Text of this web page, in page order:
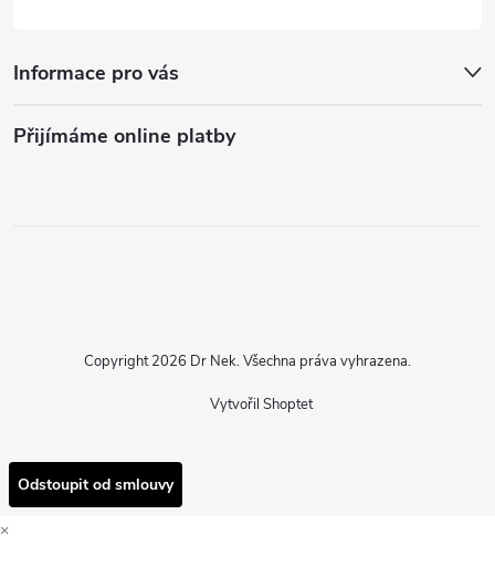
Informace pro vás
Přijímáme online platby
Vytvořil Shoptet
Copyright 2026 Dr Nek. Všechna práva vyhrazena.
Odstoupit od smlouvy
×